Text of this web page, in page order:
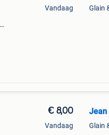
Vandaag Glain
€ 8,00
Vandaag
Jean
Glain